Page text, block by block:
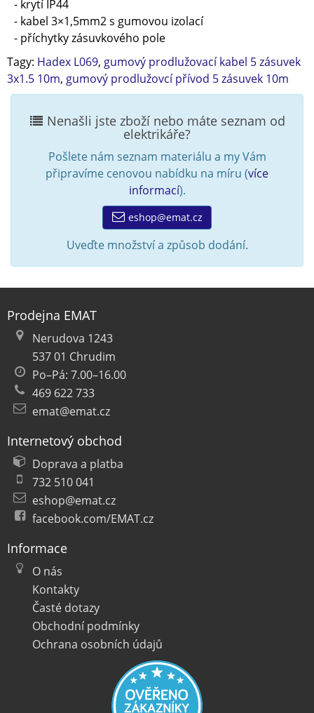
- krytí IP44
- kabel 3×1,5mm2 s gumovou izolací
- příchytky zásuvkového pole
Tagy: Hadex L069, gumový prodlužovací kabel 5 zásuvek
3x1.5 10m, gumový prodlužovcí přívod 5 zásuvek 10m
Nenašli jste zboží nebo máte seznam od
elektrikáře?
Pošlete nám seznam materiálu a my Vám
připravíme cenovou nabídku na míru (více
informací).
eshop@emat.cz
Uveďte množství a způsob dodání.
Prodejna EMAT
Nerudova 1243
537 01 Chrudim
Po–Pá: 7.00–16.00
469 622 733
emat@emat.cz
Internetový obchod
Doprava a platba
732 510 041
eshop@emat.cz
facebook.com/EMAT.cz
Informace
O nás
Kontakty
Časté dotazy
Obchodní podmínky
Ochrana osobních údajů